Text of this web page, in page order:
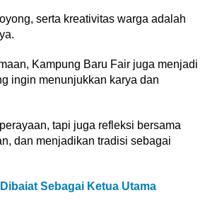
serta kreativitas warga adalah
Kampung Baru Fair juga menjadi
ingin menunjukkan karya dan
tapi juga refleksi bersama
dan menjadikan tradisi sebagai
Sebagai Ketua Utama